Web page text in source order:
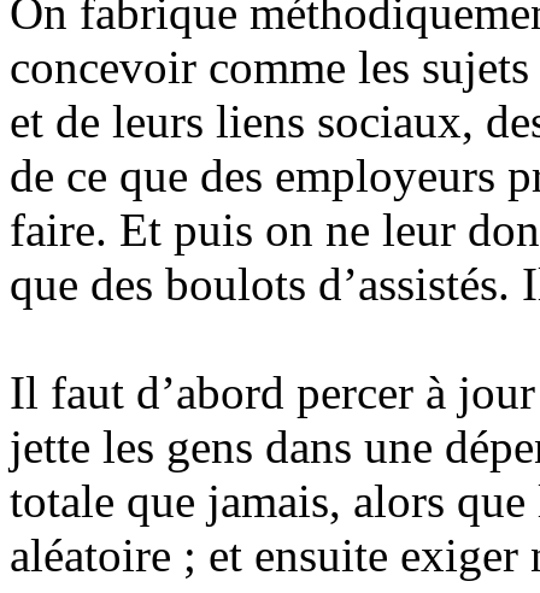
On fabrique
concevoir comme les
et de leurs liens sociaux,
de ce que des employeurs
faire. Et puis on ne leur
que des boulots
Il faut d’abord percer à
jette les gens dans une
totale que jamais, alors
aléatoire ; et ensuite